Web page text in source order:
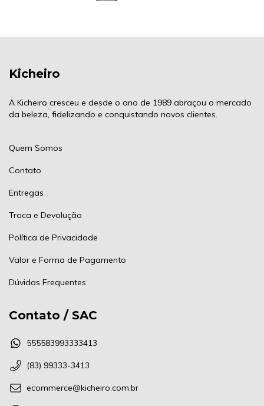
Kicheiro
A Kicheiro cresceu e desde o ano de 1989 abraçou o mercado
da beleza, fidelizando e conquistando novos clientes.
Quem Somos
Contato
Entregas
Troca e Devolução
Política de Privacidade
Valor e Forma de Pagamento
Dúvidas Frequentes
Contato / SAC
555583993333413
(83) 99333-3413
ecommerce@kicheiro.com.br